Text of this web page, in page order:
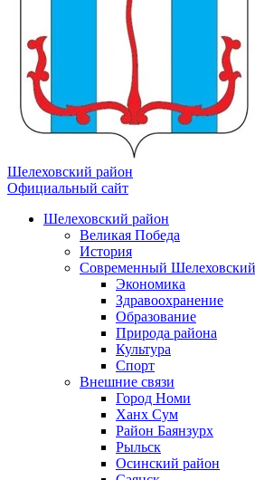
Шелеховский район
Официальный сайт
Шелеховский район
Великая Победа
История
Современный
Экономика
Здравоохранение
Образование
Природа района
Культура
Спорт
Внешние связи
Город Номи
Ханх Сум
Район Баянзурх
Рыльск
Осинский район